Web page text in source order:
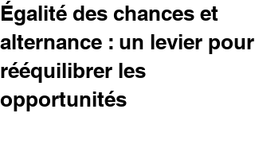
Égalité des chances et
alternance : un levier pour
rééquilibrer les
opportunités